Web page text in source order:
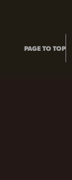
PAGE TO TOP